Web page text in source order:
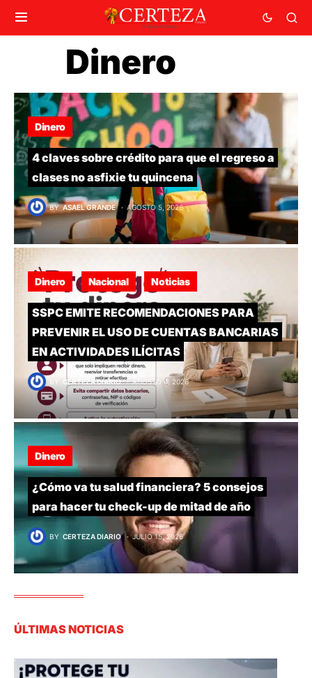
Dinero
Dinero
4 claves sobre crédito para que el regreso a
clases no asfixie tu quincena
BY ASAEL GRANDE AGOSTO 5, 2026
Dinero Nacional Noticias
SSPC EMITE RECOMENDACIONES PARA
PREVENIR EL USO DE CUENTAS BANCARIAS
EN ACTIVIDADES ILÍCITAS
BY CERTEZA DIARIO AGOSTO 4, 2026
Dinero
¿Cómo va tu salud financiera? 5 consejos
para hacer tu check-up de mitad de año
BY CERTEZA DIARIO JULIO 15, 2026
ÚLTIMAS NOTICIAS